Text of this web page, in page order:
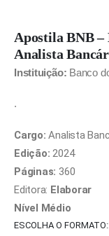
Apostila BNB –
Analista
Instituição: Banco
.
Cargo:Analista
Edição:2024
Páginas: 360
Editora: Elaborar
Nível Médio
ESCOLHA O FORMATO: